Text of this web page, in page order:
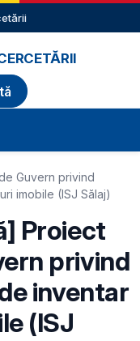
Guvern privind
imobile (ISJ Sălaj)
Proiect
privind
inventar
(ISJ